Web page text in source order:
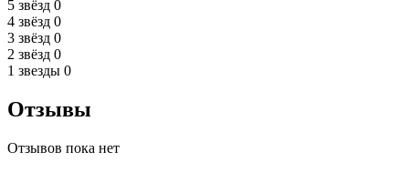
5 звёзд 0
4 звёзд 0
3 звёзд 0
2 звёзд 0
1 звезды 0
Отзывы
Отзывов пока нет